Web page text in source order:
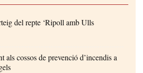
del repte ‘Ripoll amb Ulls
als cossos de prevenció d’incendis a